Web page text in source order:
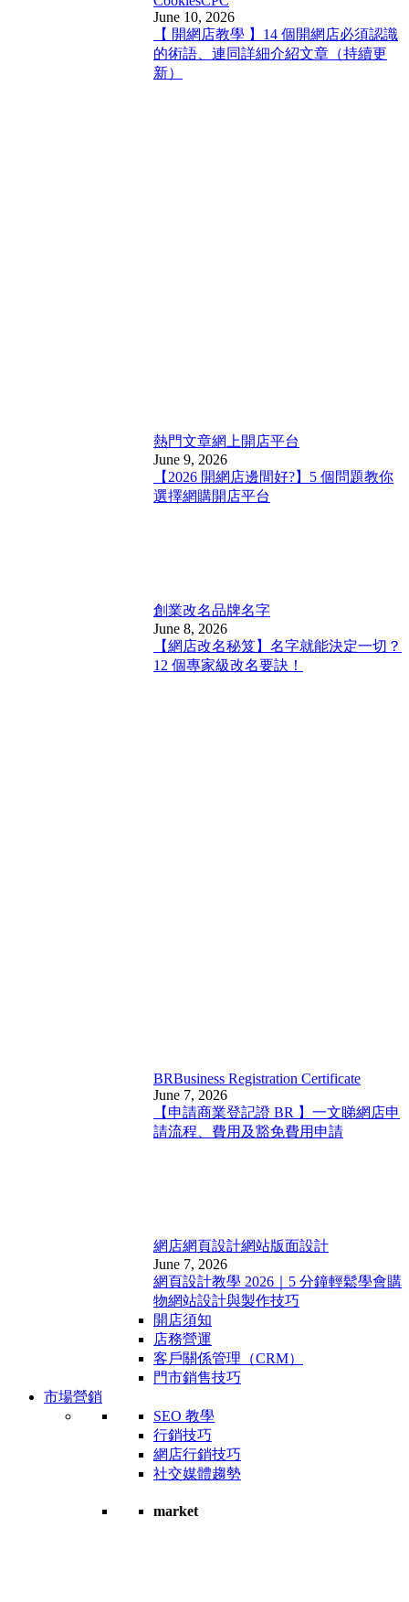
June 10, 2026
【 開網店教學 】14 個開網店必須認識
的術語、連同詳細介紹文章（持續更
新）
熱門文章網上開店平台
June 9, 2026
【2026 開網店邊間好?】5 個問題教你
選擇網購開店平台
創業改名品牌名字
June 8, 2026
【網店改名秘笈】名字就能決定一切？
12 個專家級改名要訣！
BRBusiness Registration Certificate
June 7, 2026
【申請商業登記證 BR 】一文睇網店申
請流程、費用及豁免費用申請
網店網頁設計網站版面設計
June 7, 2026
網頁設計教學 2026｜5 分鐘輕鬆學會購
物網站設計與製作技巧
開店須知
店務營運
客戶關係管理（CRM）
門市銷售技巧
市場營銷
SEO 教學
行銷技巧
網店行銷技巧
社交媒體趨勢
market